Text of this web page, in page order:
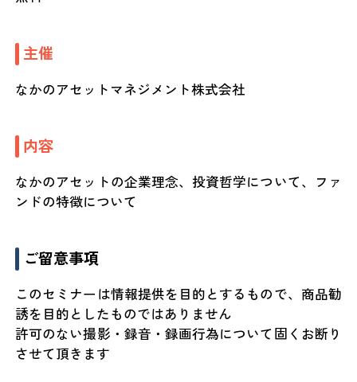
主催
なかのアセットマネジメント株式会社
内容
なかのアセットの企業理念、投資哲学について、ファ
ンドの特徴について
ご留意事項
このセミナーは情報提供を目的とするもので、商品勧
誘を目的としたものではありません
許可のない撮影・録音・録画行為について固くお断り
させて頂きます